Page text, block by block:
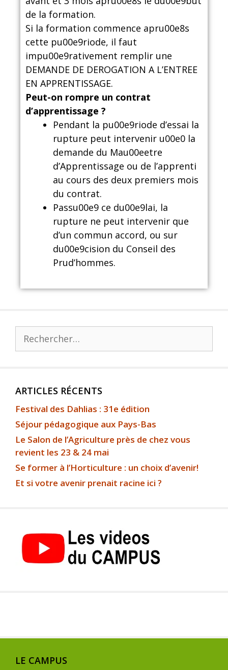
de la formation.
Si la formation commence apru00e8s
cette pu00e9riode, il faut
impu00e9rativement remplir une
DEMANDE DE DEROGATION A L’ENTREE
EN APPRENTISSAGE.
Peut-on rompre un contrat
d’apprentissage ?
Pendant la pu00e9riode d’essai la
rupture peut intervenir u00e0 la
demande du Mau00eetre
d’Apprentissage ou de l’apprenti
au cours des deux premiers mois
du contrat.
Passu00e9 ce du00e9lai, la
rupture ne peut intervenir que
d’un commun accord, ou sur
du00e9cision du Conseil des
Prud’hommes.
ARTICLES RÉCENTS
Festival des Dahlias : 31e édition
Séjour pédagogique aux Pays-Bas
Le Salon de l’Agriculture près de chez vous
revient les 23 & 24 mai
Se former à l’Horticulture : un choix d’avenir!
Et si votre avenir prenait racine ici ?
LE CAMPUS